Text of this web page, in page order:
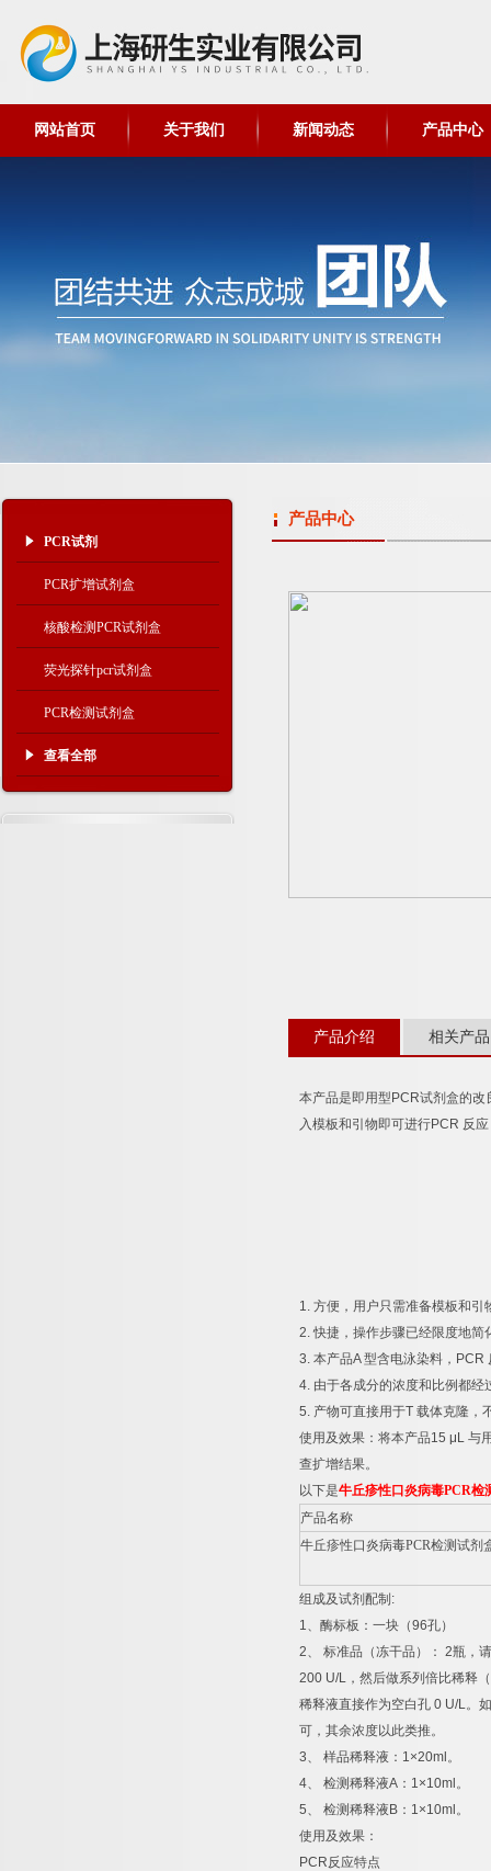
网站首页 关于我们 新闻动态 产品中心
PCR试剂
PCR扩增试剂盒
核酸检测PCR试剂盒
荧光探针pcr试剂盒
PCR检测试剂盒
查看全部
产品中心
产品介绍 相关产品
本产品是即用型 PCR试剂盒的改
入模板和引物即可进行PCR 反
1. 方便，用户只需准备模板和引
2.快捷，操作步骤已经限度地简
3. 本产品A型含电泳染料， PCR
4. 由于各成分的浓度和比例都
5. 产物可直接用于T 载体克隆，
使用及效果：将本产品15 μL 与
查扩增结果。
以下是牛丘疹性口炎病毒PCR检
产品名称
牛丘疹性口炎病毒PCR检测试剂
组成及试剂配制 :
1、酶标板：一块（96孔）
2、 标准品（冻干品）： 2瓶，
200 U/L ，然后做系列倍比稀释
稀释液直接作为空白孔 0 U/L。
可，其余浓度以此类推。
3、 样品稀释液： 1×20ml 。
4、 检测稀释液A ： 1×10ml 。
5、 检测稀释液 B ： 1×10ml 。
使用及效果：
PCR反应特点